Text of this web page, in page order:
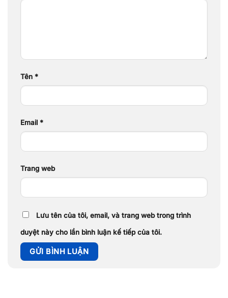
Tên *
Email *
Trang web
Lưu tên của tôi, email, và trang web trong trình
duyệt này cho lần bình luận kế tiếp của tôi.